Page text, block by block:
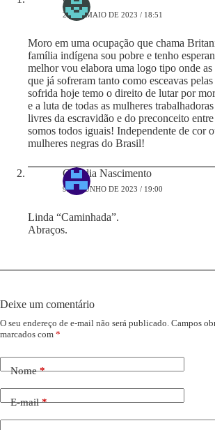
25 DE MAIO DE 2023 / 18:51
Moro em uma ocupação que chama
família indígena sou pobre e tenho
melhor vou elabora uma logo tipo onde as
que já sofreram tanto como esceavas
sofrida hoje temo o direito de lutar por
e a luta de todas as mulheres
livres da escravidão e do preconceito
somos todos iguais! Independente de cor
mulheres negras do Brasil!
Cláudia Nascimento
9 DE JUNHO DE 2023 / 19:00
Linda “Caminhada”.
Abraços.
Deixe um comentário
O seu endereço de e-mail não será publicado. Campos
marcados com *
Nome*
E-mail*